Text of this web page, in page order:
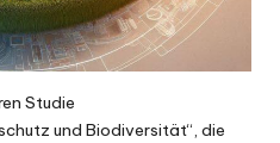
Studie
und Biodiversität“, die